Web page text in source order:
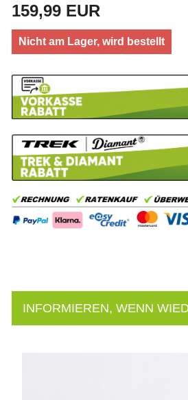
159,99 EUR
Nicht am Lager, wird bestellt
INFORMIEREN, WENN